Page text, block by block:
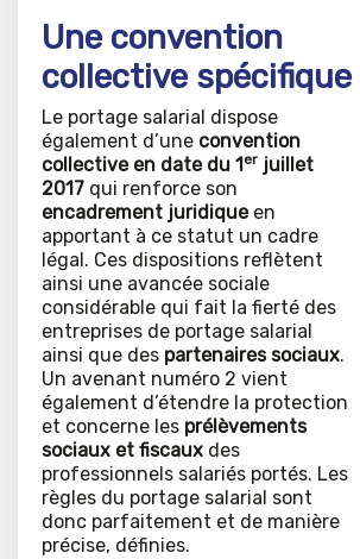
Une convention
collective spécifique
Le portage salarial dispose
également d’une convention
collective en date du 1 er juillet
2017 qui renforce son
encadrement juridiqueen
apportant à ce statut un cadre
légal. Ces dispositions reflètent
ainsi une avancée sociale
considérable qui fait la fierté des
entreprises de portage salarial
ainsi que des partenaires sociaux.
Un avenant numéro 2 vient
également d’étendre la protection
et concerne les prélèvements
sociaux et fiscaux des
professionnels salariés portés. Les
règles du portage salarial sont
donc parfaitement et de manière
précise, définies.